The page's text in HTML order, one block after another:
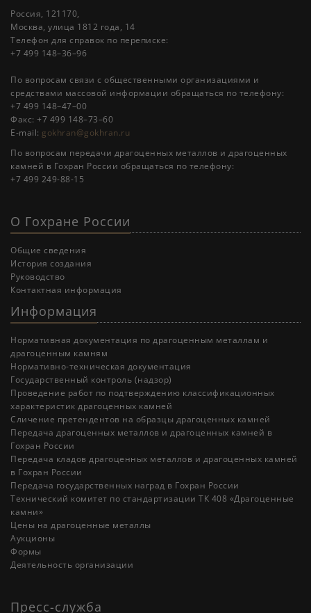
Россия, 121170,
Москва, улица 1812 года, 14
Телефон для справок по переписке:
+7 499 148–36–96
По вопросам связи с общественными организациями и
средствами массовой информации обращаться по телефону:
+7 499 148–47–00
Факс: +7 499 148–73–60
E-mail: gokhran@gokhran.ru
По вопросам передачи драгоценных металлов и драгоценных
камней в Гохран России обращаться по телефону:
+7 499 249-88-15
О Гохране России
Общие сведения
История создания
Руководство
Контактная информация
Информация
Нормативная документация по драгоценным металлам и
драгоценным камням
Нормативно-техническая документация
Государственный контроль (надзор)
Проведение работ по подтверждению классификационных
характеристик драгоценных камней
Cличение претендентов на образцы драгоценных камней
Передача драгоценных металлов и драгоценных камней в
Гохран России
Передача кладов драгоценных металлов и драгоценных камней
в Гохран России
Передача государственных наград в Гохран России
Технический комитет по стандартизации ТК 408 «Драгоценные
камни»
Цены на драгоценные металлы
Аукционы
Формы
Деятельность организации
Пресс-служба